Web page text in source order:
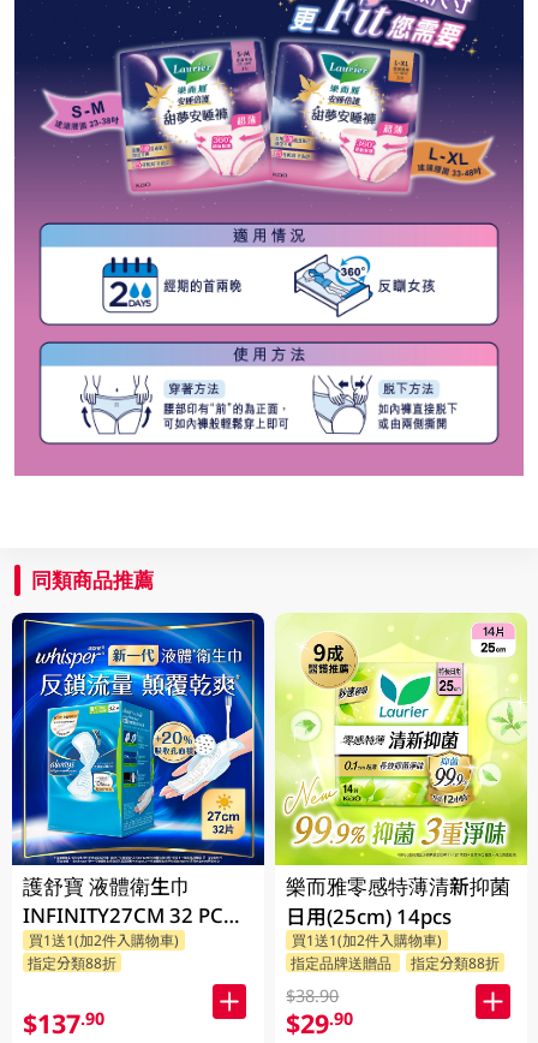
同類商品推薦
護舒寶 液體衛生巾
INFINITY27CM 32 PC
(包裝隨機發放)
買1送1(加2件入購物車)
指定分類88折
$137.90
樂而雅零感特薄清新抑菌
日用(25cm) 14pcs
買1送1(加2件入購物車)
指定品牌送贈品
指定分類88折
$38.90
$29.90